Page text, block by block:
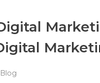
Blog